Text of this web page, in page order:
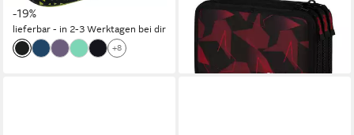
-19%
lieferbar - in 2-3 Werktagen bei dir
+8
lieferbar - in 3-4 Werktagen bei dir
+20